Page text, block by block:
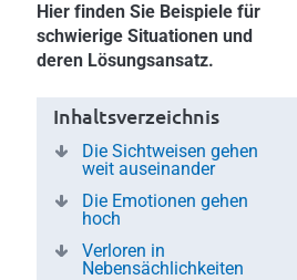
Hier finden Sie Beispiele für
schwierige Situationen und
deren Lösungsansatz.
Inhaltsverzeichnis
Die Sichtweisen gehen
weit auseinander
Die Emotionen gehen
hoch
Verloren in
Nebensächlichkeiten